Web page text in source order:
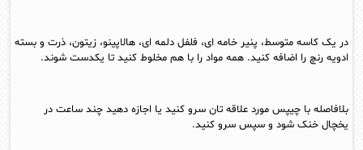
در یک کاسه متوسط، پنیر خامه ای، فلفل دلمه ای، هالاپینو، زیتون، ذرت و بسته
ادویه رنچ را اضافه کنید. همه مواد را با هم مخلوط کنید تا یکدست شوند.
بلافاصله با چیپس مورد علاقه تان سرو کنید یا اجازه دهید چند ساعت در
یخچال خنک شود و سپس سرو کنید.